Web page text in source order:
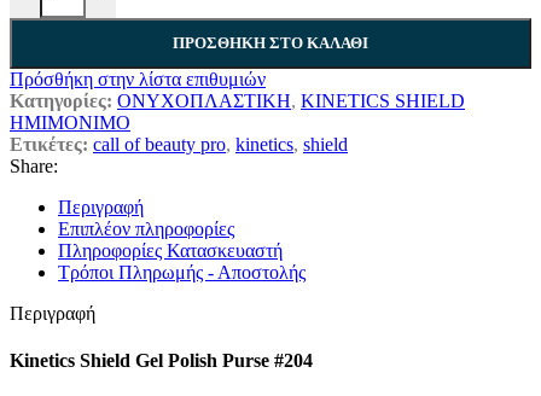
ΠΡΟΣΘΉΚΗ ΣΤΟ ΚΑΛΆΘΙ
Πρόσθήκη στην λίστα επιθυμιών
Κατηγορίες: ΟΝΥΧΟΠΛΑΣΤΙΚΗ, KINETICS SHIELD
ΗΜΙΜΟΝΙΜΟ
Ετικέτες: call of beauty pro, kinetics, shield
Share:
Περιγραφή
Επιπλέον πληροφορίες
Πληροφορίες Κατασκευαστή
Τρόποι Πληρωμής - Αποστολής
Περιγραφή
Kinetics Shield Gel Polish Purse #204